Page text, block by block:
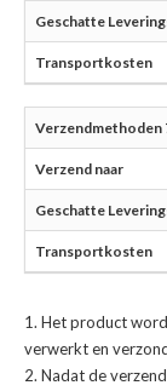
Het product
verwerkt en
Nadat de